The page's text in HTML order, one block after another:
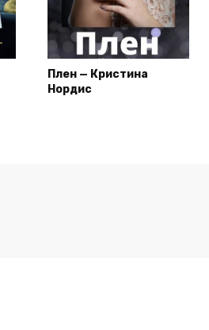
Плен — Кристина
Нордис